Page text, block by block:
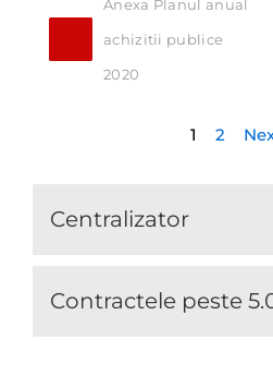
Anexa Planul anual
achizitii publice
2020
1 2
Centralizator
Contractele peste